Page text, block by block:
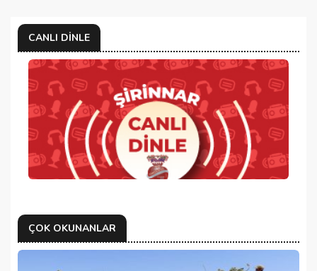
CANLI DINLE
ÇOK OKUNANLAR